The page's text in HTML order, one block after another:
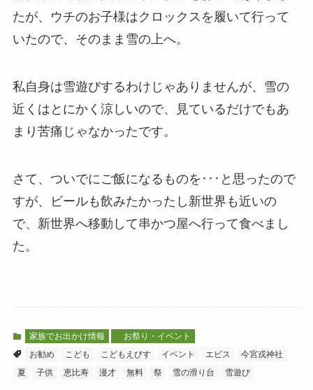
たが、ウチのお子様はクロックスを履いて行って
いたので、そのまま雪の上へ。
私自身は雪遊びするわけじゃありませんが、雪の
近くはとにかく涼しいので、見ているだけでもあ
まり苦痛じゃなかったです。
さて、ついでにご飯になるものを･･･と思ったので
すが、ビールも飲みたかったし新世界も近いの
で、新世界へ移動して串かつ屋へ行って食べまし
た。
家族でお出かけ情報
お祭り・イベント
お勧め
こども こどもえびす イベント エビス
今宮戎神社
夏
子供 恵比寿 漫才 無料 祭 雪の滑り台 雪遊び